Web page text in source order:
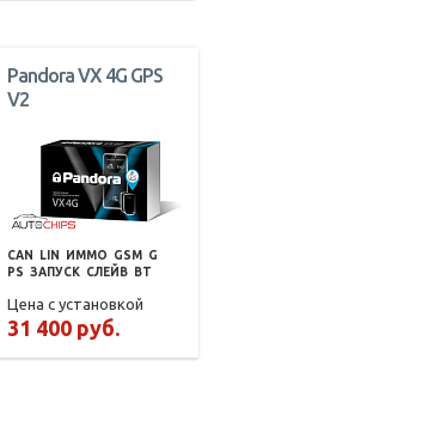
Pandora VX 4G GPS
V2
CAN LIN ИММО GSM G
PS ЗАПУСК СЛЕЙВ BT
Цена с установкой
31 400 руб.